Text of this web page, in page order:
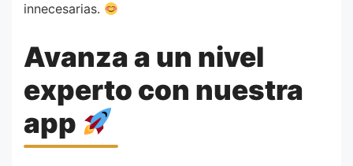
innecesarias.
Avanza a un nivel
experto con nuestra
app